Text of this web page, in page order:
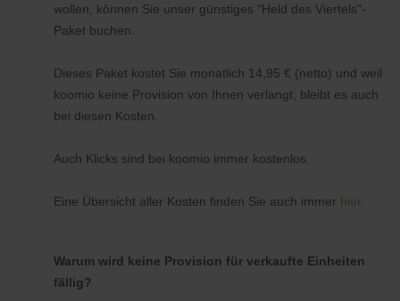
wollen, können Sie unser günstiges "Held des Viertels"-
Paket buchen.
Dieses Paket kostet Sie monatlich 14,95 € (netto) und weil
koomio keine Provision von Ihnen verlangt, bleibt es auch
bei diesen Kosten.
Auch Klicks sind bei koomio immer kostenlos.
Eine Übersicht aller Kosten finden Sie auch immer hier.
Warum wird keine Provision für verkaufte Einheiten
fällig?